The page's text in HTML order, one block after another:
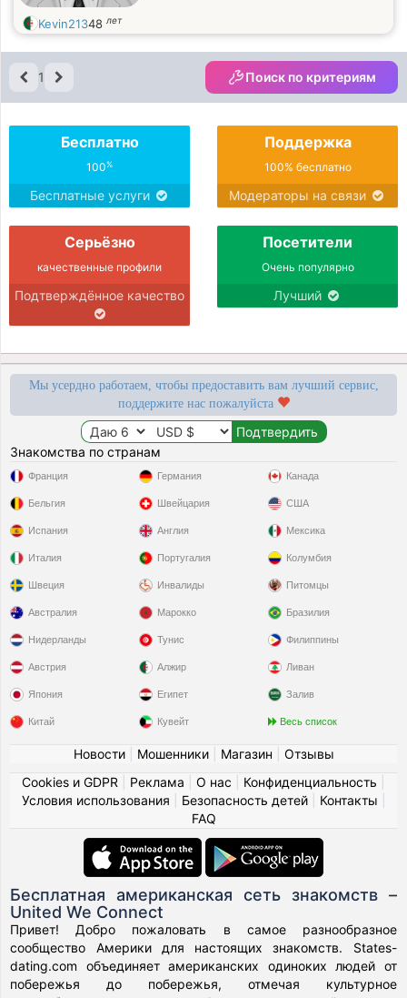
Kevin21348 лет
1 Поиск по критериям
Бесплатно
100%
Бесплатные услуги
Поддержка
100% бесплатно
Модераторы на связи
Серьёзно
качественные профили
Подтверждённое качество
Посетители
Очень популярно
Лучший
Мы усердно работаем, чтобы предоставить вам лучший сервис,
поддержите нас пожалуйста
Знакомства по странам
Франция
Бельгия
Испания
Италия
Швеция
Германия
Швейцария
Англия
Португалия
Инвалиды
Канада
США
Мексика
Колумбия
Питомцы
Австралия
Нидерланды
Австрия
Япония
Китай
Марокко
Тунис
Алжир
Египет
Кувейт
Бразилия
Филиппины
Ливан
Залив
Весь список
Новости| Мошенники| Магазин
Отзывы
Cookies и GDPR
Реклама О нас Конфиденциальность
Условия использования
Безопасность детей| Контакты
FAQ
Бесплатная американская сеть знакомств –
United We Connect
Привет! Добро пожаловать в самое разнообразное
сообщество Америки для настоящих знакомств. States-
dating.com объединяет американских одиноких людей от
побережья до побережья, отмечая культурное